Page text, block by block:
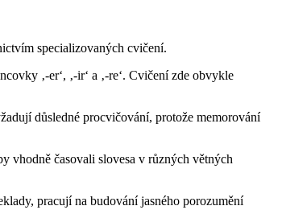
specializovaných cvičení.
‚-er‘, ‚-ir‘ a ‚-re‘. Cvičení zde obvykle
důsledné procvičování, protože memorování
vhodně časovali slovesa v různých větných
pracují na budování jasného porozumění